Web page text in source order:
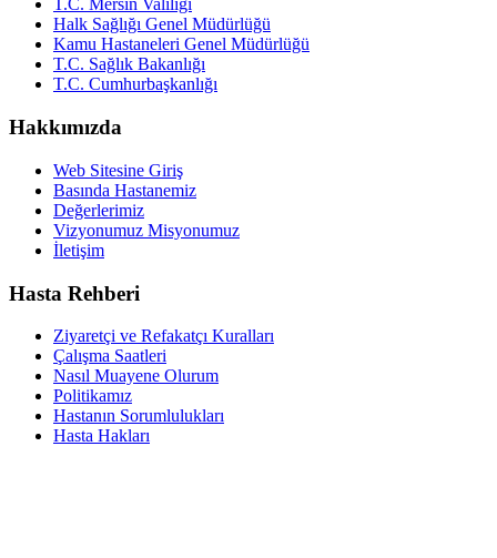
T.C. Mersin Valiliği
Halk Sağlığı Genel Müdürlüğü
Kamu Hastaneleri Genel Müdürlüğü
T.C. Sağlık Bakanlığı
T.C. Cumhurbaşkanlığı
Hakkımızda
Web Sitesine Giriş
Basında Hastanemiz
Değerlerimiz
Vizyonumuz Misyonumuz
İletişim
Hasta Rehberi
Ziyaretçi ve Refakatçı Kuralları
Çalışma Saatleri
Nasıl Muayene Olurum
Politikamız
Hastanın Sorumlulukları
Hasta Hakları